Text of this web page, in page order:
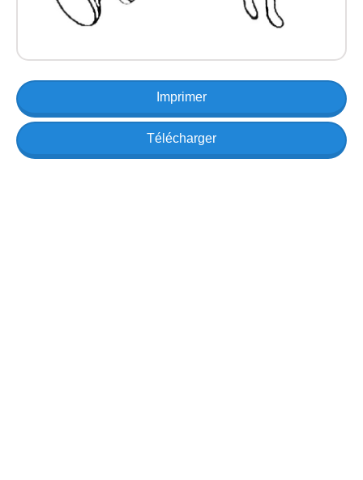
Imprimer
Télécharger